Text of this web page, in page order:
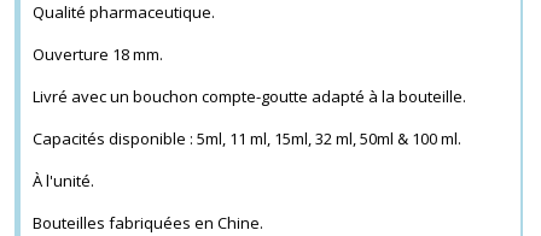
Qualité pharmaceutique.
Ouverture 18 mm.
Livré avec un bouchon compte-goutte adapté à la bouteille.
Capacités disponible : 5ml, 11 ml, 15ml, 32 ml, 50ml & 100 ml.
À l'unité.
Bouteilles fabriquées en Chine.